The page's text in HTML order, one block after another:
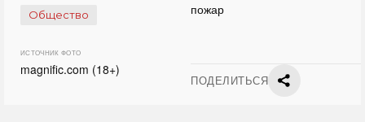
Общество пожар
ИСТОЧНИК ФОТО
magnific.com (18+)
ПОДЕЛИТЬСЯ